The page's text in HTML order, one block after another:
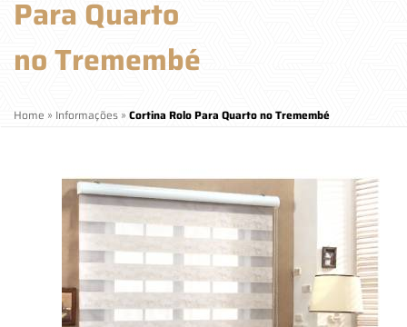
Para Quarto
no Tremembé
Home » Informações » Cortina Rolo Para Quarto no Tremembé